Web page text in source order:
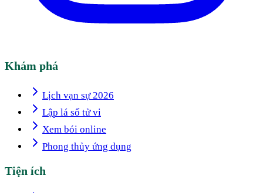
Khám phá
Lịch vạn sự 2026
Lập lá số tử vi
Xem bói online
Phong thủy ứng dụng
Tiện ích